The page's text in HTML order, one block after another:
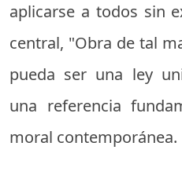
aplicarse a todos sin
central, "Obra de tal
pueda ser una ley
una referencia
moral contemporánea.